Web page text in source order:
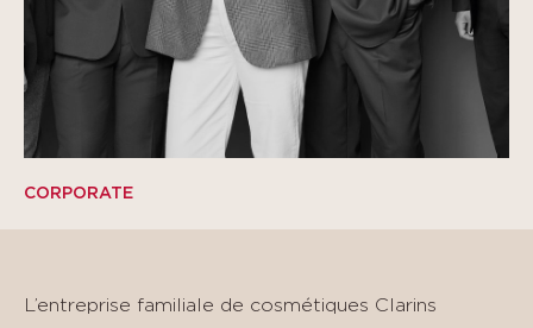
CORPORATE
L’entreprise familiale de cosmétiques Clarins